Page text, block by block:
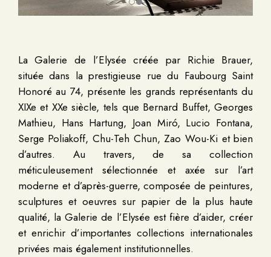
La Galerie de l’Elysée créée par Richie Brauer,
située dans la prestigieuse rue du Faubourg Saint
Honoré au 74, présente les grands représentants du
XIXe et XXe siècle, tels que Bernard Buffet, Georges
Mathieu, Hans Hartung, Joan Miró, Lucio Fontana,
Serge Poliakoff, Chu-Teh Chun, Zao Wou-Ki et bien
d’autres. Au travers, de sa collection
méticuleusement sélectionnée et axée sur l’art
moderne et d’après-guerre, composée de peintures,
sculptures et oeuvres sur papier de la plus haute
qualité, la Galerie de l’Elysée est fière d’aider, créer
et enrichir d’importantes collections internationales
privées mais également institutionnelles.